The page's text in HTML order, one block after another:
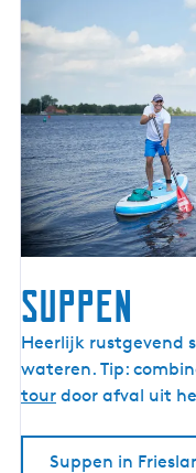
Suppen
S
u
p
Heerlijk rustgevend
wateren. Tip:
tour door afval uit
Suppen in